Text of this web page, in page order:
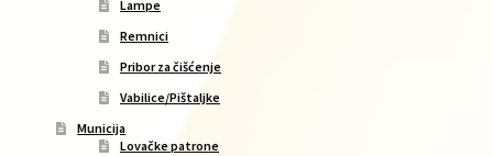
Lampe
Remnici
Pribor za čišćenje
Vabilice/Pištaljke
Municija
Lovačke patrone